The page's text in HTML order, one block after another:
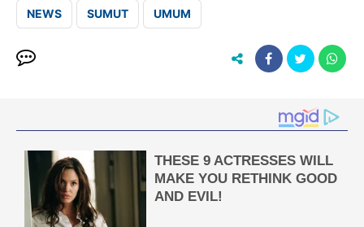
NEWS SUMUT UMUM